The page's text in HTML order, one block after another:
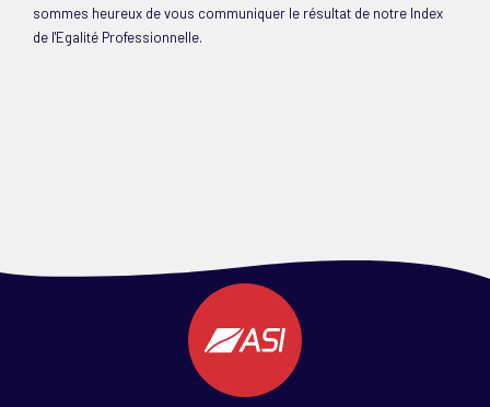
sommes heureux de vous communiquer le résultat de notre Index
de l'Egalité Professionnelle.